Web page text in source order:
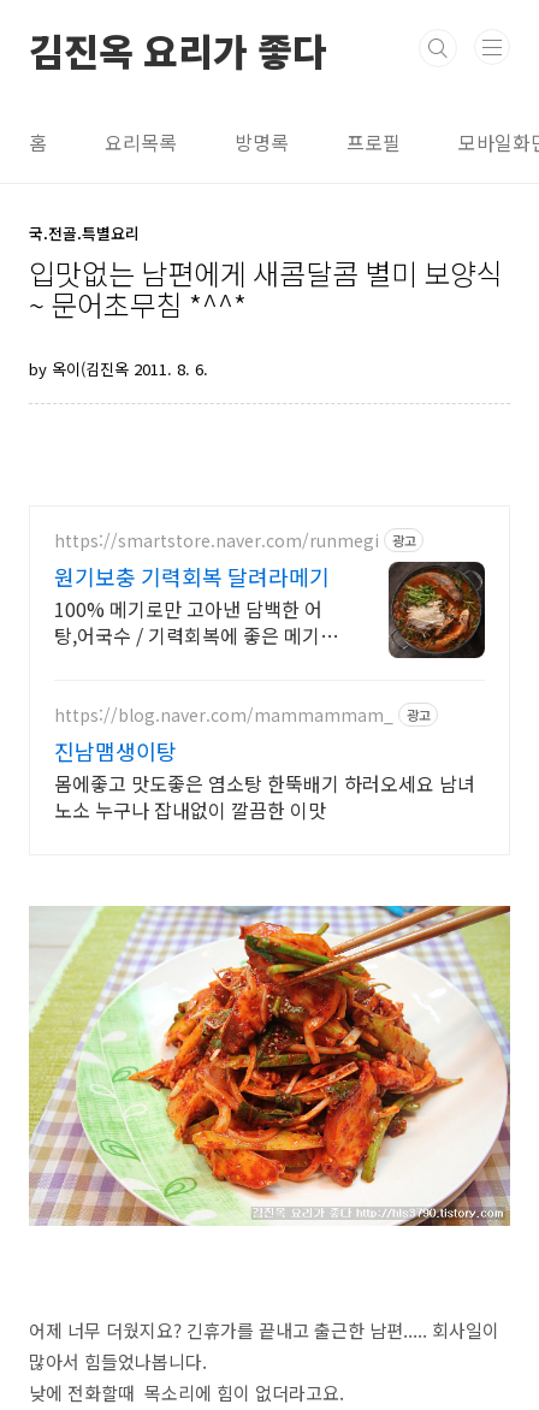
김진옥 요리가 좋다
홈 요리목록 방명록 프로필 모바일화
국.전골.특별요리
입맛없는 남편에게 새콤달콤 별미 보양식
~ 문어초무침 *^^*
by 옥이(김진옥 2011. 8. 6.
https://smartstore.naver.com/runmegi 광고
원기보충 기력회복 달려라메기
100% 메기로만 고아낸 담백한 어
탕,어국수 / 기력회복에 좋은 메기매
https://blog.naver.com/mammammam_ 광고
진남맴생이탕
몸에좋고 맛도좋은 염소탕 한뚝배기 하러오세요 남녀
노소 누구나 잡내없이 깔끔한 이맛
어제 너무 더웠지요? 긴휴가를 끝내고 출근한 남편..... 회사일이
많아서 힘들었나봅니다.
낮에 전화할때 목소리에 힘이 없더라고요.